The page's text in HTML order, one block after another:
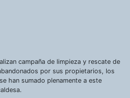
campaña de limpieza y rescate de
por sus propietarios, los
han sumado plenamente a este